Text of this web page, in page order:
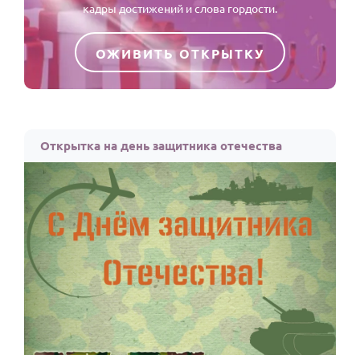
кадры достижений и слова гордости.
ОЖИВИТЬ ОТКРЫТКУ
Открытка на день защитника отечества